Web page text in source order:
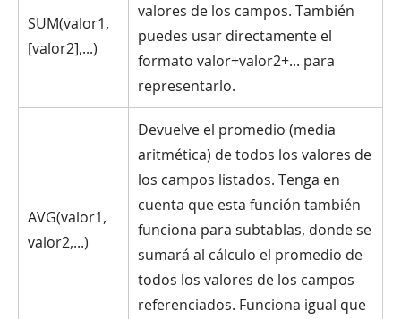
SUM(valor1,
[valor2],...)
valores de los campos. También
puedes usar directamente el
formato valor+valor2+... para
representarlo.
AVG(valor1,
valor2,...)
Devuelve el promedio (media
aritmética) de todos los valores de
los campos listados. Tenga en
cuenta que esta función también
funciona para subtablas, donde se
sumará al cálculo el promedio de
todos los valores de los campos
referenciados. Funciona igual que